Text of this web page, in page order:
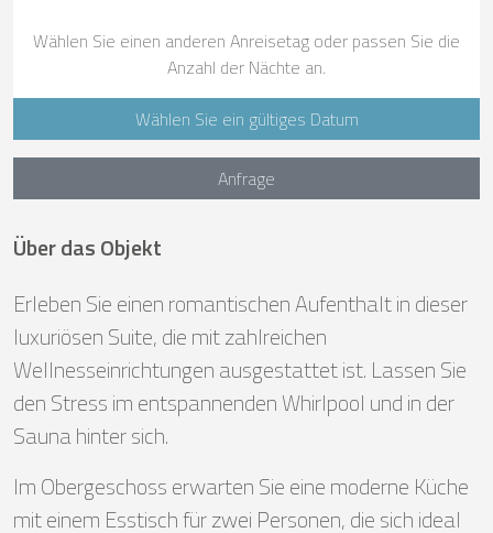
Wählen Sie einen anderen Anreisetag oder passen Sie die
Anzahl der Nächte an.
Wählen Sie ein gültiges Datum
Anfrage
Über das Objekt
Erleben Sie einen romantischen Aufenthalt in dieser
luxuriösen Suite, die mit zahlreichen
Wellnesseinrichtungen ausgestattet ist. Lassen Sie
den Stress im entspannenden Whirlpool und in der
Sauna hinter sich.
Im Obergeschoss erwarten Sie eine moderne Küche
mit einem Esstisch für zwei Personen, die sich ideal